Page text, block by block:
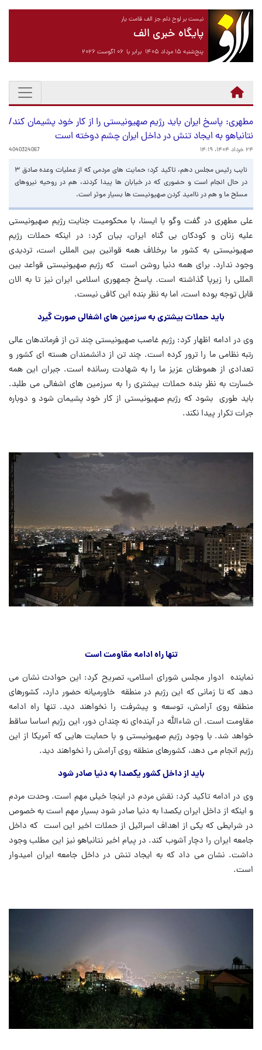
نیست بر لوح دلم جز الف قامت یار
پایگاه خبری الف
پنج‌شنبه ۱۵ مرداد ۱۴۰۵ برابر با ۰۶ آگوست ۲۰۲۶
مطهری: پاسخ ایران باید رژیم صهیونیستی را از کار خود پشیمان کند/
نتانیاهو به ایجاد تنش در داخل ایران چشم دوخته است
۲۴ خرداد ۱۴۰۴، ۱۴:۱۹ 4040324067
نایب رئیس مجلس دهم، تاکید کرد: حمایت های مردمی که از عملیات وعده صادق ۳
در حال انجام است و حضوری که در خیابان ها پیدا کردند، هم در روحیه نیروهای
مسلح ما و هم در ناامید کردن صهیونیست ها بسیار موثر است.
علی مطهری در گفت وگو با ایسنا، با محکومیت جنایت رژیم صهیونیستی
علیه زنان و کودکان بی گناه ایران، بیان کرد: در اینکه حملات رژیم
صهیونیستی به کشور ما برخلاف همه قوانین بین المللی است، تردیدی
وجود ندارد. برای همه دنیا روشن است که رژیم صهیونیستی قواعد بین
المللی را زیرپا گذاشته است. پاسخ جمهوری اسلامی ایران نیز تا به الان
قابل توجه بوده است، اما به نظر بنده این کافی نیست.
باید حملات بیشتری به سرزمین های اشغالی صورت گیرد
وی در ادامه اظهار کرد: رژیم غاصب صهیونیستی چند تن از فرماندهان عالی
رتبه نظامی ما را ترور کرده است. چند تن از دانشمندان هسته ای کشور و
تعدادی از هموطنان عزیز ما را به شهادت رسانده است. جبران این همه
خسارت به نظر بنده حملات بیشتری را به سرزمین های اشغالی می طلبد.
باید طوری بشود که رژیم صهیونیستی از کار خود پشیمان شود و دوباره
جرات تکرار پیدا نکند.
تنها راه ادامه مقاومت است
نماینده ادوار مجلس شورای اسلامی، تصریح کرد: این حوادث نشان می
دهد که تا زمانی که این رژیم در منطقه خاورمیانه حضور دارد، کشورهای
منطقه روی آرامش، توسعه و پیشرفت را نخواهند دید. تنها راه ادامه
مقاومت است. ان شاءالله در آینده‌ای نه چندان دور، این رژیم اساسا ساقط
خواهد شد. با وجود رژیم صهیونیستی و با حمایت هایی که آمریکا از این
رژیم انجام می دهد، کشورهای منطقه روی آرامش را نخواهند دید.
باید از داخل کشور یکصدا به دنیا صادر شود
وی در ادامه تاکید کرد: نقش مردم در اینجا خیلی مهم است. وحدت مردم
و اینکه از داخل ایران یکصدا به دنیا صادر شود بسیار مهم است به خصوص
در شرایطی که یکی از اهداف اسرائیل از حملات اخیر این است که داخل
جامعه ایران را دچار آشوب کند. در پیام اخیر نتانیاهو نیز این مطلب وجود
داشت. نشان می داد که به ایجاد تنش در داخل جامعه ایران امیدوار
است.